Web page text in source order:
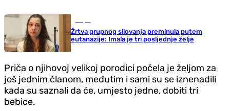
Žrtva grupnog silovanja preminula putem
eutanazije: Imala je tri posljednje želje
Priča o njihovoj velikoj porodici počela je željom za
još jednim članom, međutim i sami su se iznenadili
kada su saznali da će, umjesto jedne, dobiti tri
bebice.